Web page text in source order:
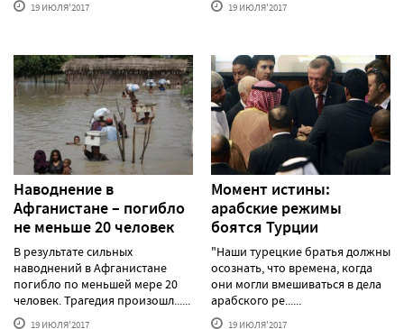
19 ИЮЛЯ'2017 19 ИЮЛЯ'2017
Наводнение в
Афганистане – погибло
не меньше 20 человек
В результате сильных
наводнений в Афганистане
погибло по меньшей мере 20
человек. Трагедия произошл......
19 ИЮЛЯ'2017
Момент истины:
арабские режимы
боятся Турции
"Наши турецкие братья должны
осознать, что времена, когда
они могли вмешиваться в дела
арабского ре......
19 ИЮЛЯ'2017